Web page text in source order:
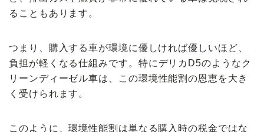
ることもあります。
つまり、購入する車が環境に優しければ優しいほど、
負担が軽くなる仕組みです。特にデリカD5のような ク
リーンディーゼル車は、この環境性能割の恩恵を大き
く受けられます。
このように、環境性能割は単なる購入時の税金ではな